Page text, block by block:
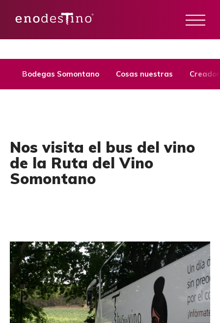
Bodegas Somontano Cosas nuestras
Nos visita el bus del vino
de la Ruta del Vino
Somontano